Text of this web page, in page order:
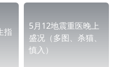
指
5月12地震重医晚上
盛况（多图、杀猫、
慎入）